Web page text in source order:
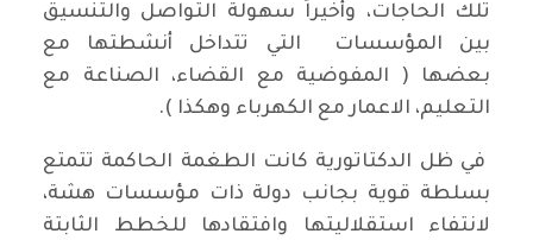
تلك الحاجات، وأخيراً سهولة التواصل والتنسيق
بين المؤسسات التي تتداخل أنشطتها مع
بعضها ( المفوضية مع القضاء، الصناعة مع
التعليم، الاعمار مع الكهرباء وهكذا ).
في ظل الدكتاتورية كانت الطغمة الحاكمة تتمتع
بسلطة قوية بجانب دولة ذات مؤسسات هشة،
لانتفاء استقلاليتها وافتقادها للخطط الثابتة